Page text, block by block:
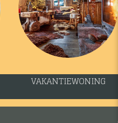
VAKANTIEWONING